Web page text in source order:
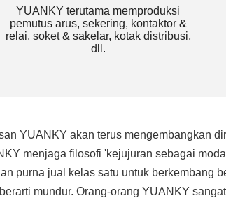
YUANKY terutama memproduksi
pemutus arus, sekering, kontaktor &
relai, soket & sakelar, kotak distribusi,
dll.​​​​​​​
YUANKY akan terus mengembangkan
menjaga filosofi 'kejujuran sebagai
purna jual kelas satu untuk berkembang
mundur. Orang-orang YUANKY